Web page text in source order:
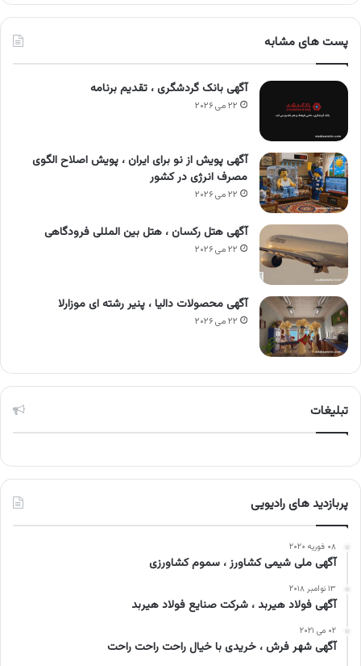
پست های مشابه
آگهی بانک گردشگری ، تقدیم برنامه
۲۲ می ۲۰۲۶
آگهی پویش از نو برای ایران ، پویش اصلاح الگوی
مصرف انرژی در کشور
۲۲ می ۲۰۲۶
آگهی هتل رکسان ، هتل بین المللی فرودگاهی
۲۲ می ۲۰۲۶
آگهی محصولات دالیا ، پنیر رشته ای موزارلا
۲۲ می ۲۰۲۶
تبلیغات
پربازدید های رادیویی
۰۸ فوریه ۲۰۲۰
آگهی ملی شیمی کشاورز ، سموم کشاورزی
۱۳ نوامبر ۲۰۱۸
آگهی فولاد هیربد ، شرکت صنایع فولاد هیربد
۰۲ می ۲۰۲۱
آگهی شهر فرش ، خریدی با خیال راحت راحت راحت